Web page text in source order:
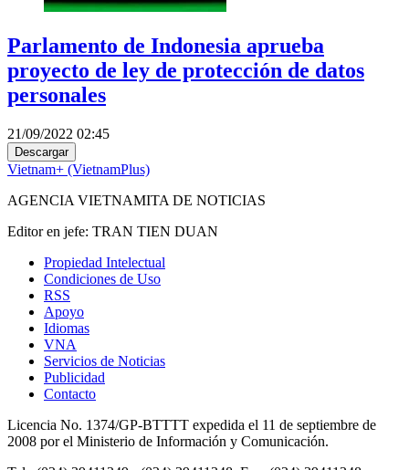
Parlamento de Indonesia aprueba
proyecto de ley de protección de datos
personales
21/09/2022 02:45
Descargar
Vietnam+ (VietnamPlus)
AGENCIA VIETNAMITA DE NOTICIAS
Editor en jefe: TRAN TIEN DUAN
Propiedad Intelectual
Condiciones de Uso
RSS
Apoyo
Idiomas
VNA
Servicios de Noticias
Publicidad
Contacto
Licencia No. 1374/GP-BTTTT expedida el 11 de septiembre de
2008 por el Ministerio de Información y Comunicación.